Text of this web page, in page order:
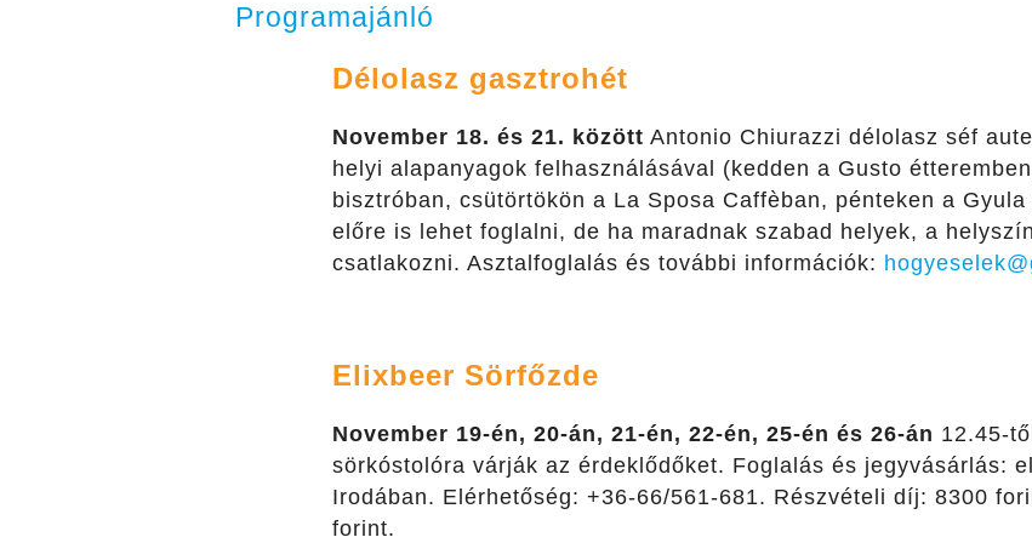
Programajánló
Délolasz gasztrohét
November 18. és 21. között Antonio Chiurazzi délolasz séf
helyi alapanyagok felhasználásával (kedden a Gusto
bisztróban, csütörtökön a La Sposa Caffèban, pénteken a
előre is lehet foglalni, de ha maradnak szabad helyek, a
csatlakozni. Asztalfoglalás és további információk:
Elixbeer Sörfőzde
November 19-én, 20-án, 21-én, 22-én, 25-én és 26-án 12.45-
sörkóstolóra várják az érdeklődőket. Foglalás és jegyvásárlás:
Irodában. Elérhetőség: +36-66/561-681. Részvételi díj: 8300
forint.